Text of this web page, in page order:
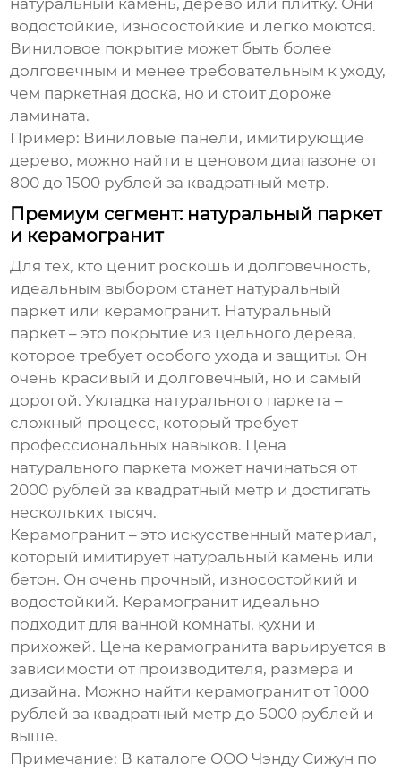
натуральный камень, дерево или плитку. Они
водостойкие, износостойкие и легко моются.
Виниловое покрытие может быть более
долговечным и менее требовательным к уходу,
чем паркетная доска, но и стоит дороже
ламината.
Пример: Виниловые панели, имитирующие
дерево, можно найти в ценовом диапазоне от
800 до 1500 рублей за квадратный метр.
Премиум сегмент: натуральный паркет
и керамогранит
Для тех, кто ценит роскошь и долговечность,
идеальным выбором станет натуральный
паркет или керамогранит. Натуральный
паркет – это покрытие из цельного дерева,
которое требует особого ухода и защиты. Он
очень красивый и долговечный, но и самый
дорогой. Укладка натурального паркета –
сложный процесс, который требует
профессиональных навыков. Цена
натурального паркета может начинаться от
2000 рублей за квадратный метр и достигать
нескольких тысяч.
Керамогранит – это искусственный материал,
который имитирует натуральный камень или
бетон. Он очень прочный, износостойкий и
водостойкий. Керамогранит идеально
подходит для ванной комнаты, кухни и
прихожей. Цена керамогранита варьируется в
зависимости от производителя, размера и
дизайна. Можно найти керамогранит от 1000
рублей за квадратный метр до 5000 рублей и
выше.
Примечание: В каталоге ООО Чэнду Сижун по